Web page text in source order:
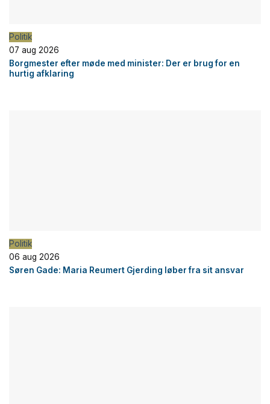
Politik
07 aug 2026
Borgmester efter møde med minister: Der er brug for en
hurtig afklaring
Politik
06 aug 2026
Søren Gade: Maria Reumert Gjerding løber fra sit ansvar